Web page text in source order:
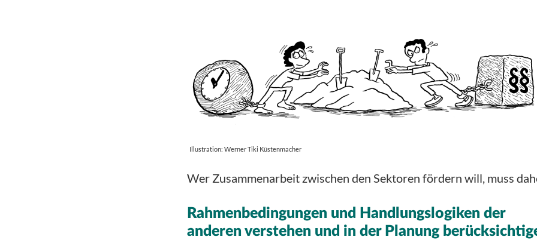
Illustration: Werner Tiki Küstenmacher
Wer Zusammenarbeit zwischen den Sektoren fördern will, muss
Rahmenbedingungen und Handlungslogiken der
anderen verstehen und in der Planung